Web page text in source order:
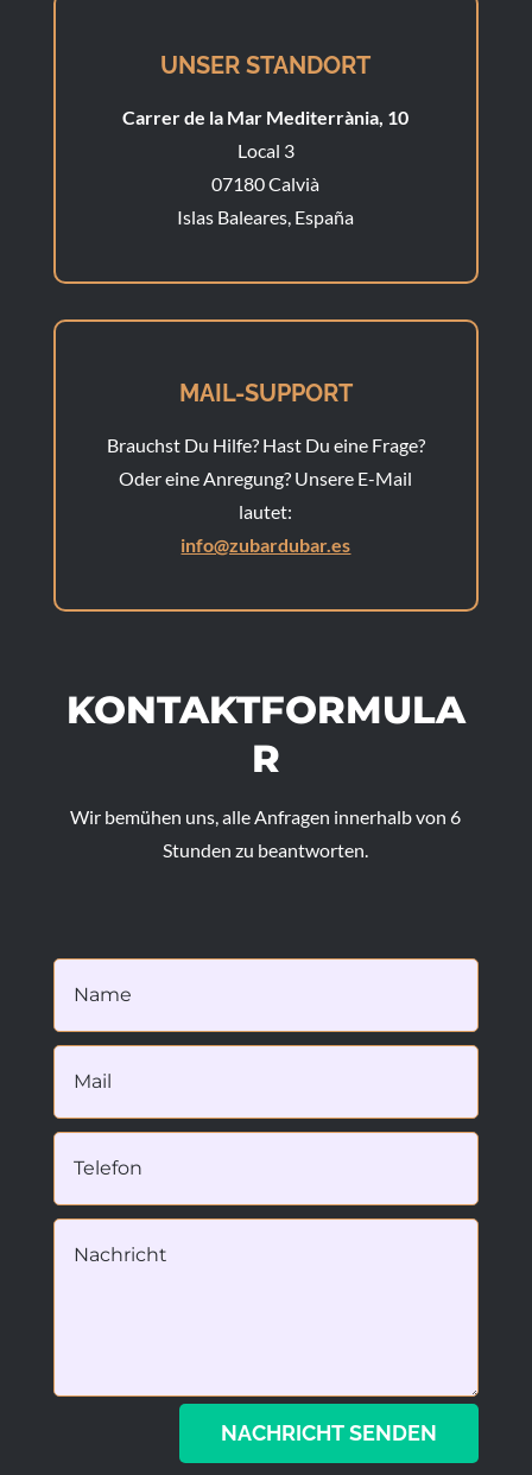
UNSER STANDORT
Carrer de la Mar Mediterrània, 10
Local 3
07180 Calvià
Islas Baleares, España
MAIL-SUPPORT
Brauchst Du Hilfe? Hast Du eine Frage?
Oder eine Anregung? Unsere E-Mail
lautet:
info@zubardubar.es
KONTAKTFORMULA
R
Wir bemühen uns, alle Anfragen innerhalb von 6
Stunden zu beantworten.
NACHRICHT SENDEN